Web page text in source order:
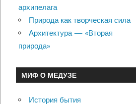
архипелага
Природа как творческая сила
Архитектура — «Вторая
природа»
МИФ О МЕДУЗЕ
История бытия